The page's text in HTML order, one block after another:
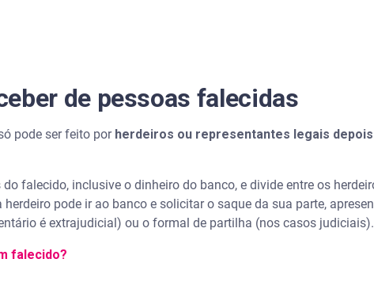
de pessoas falecidas
pode ser feito por herdeiros ou representantes legais
falecido, inclusive o dinheiro do banco, e divide entre os
pode ir ao banco e solicitar o saque da sua parte,
é extrajudicial) ou o formal de partilha (nos casos judiciais).
falecido?